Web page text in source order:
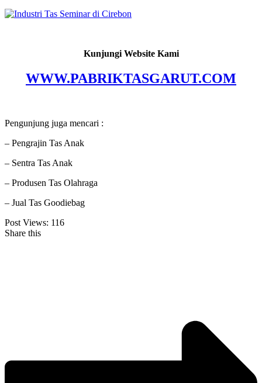
Kunjungi Website Kami
WWW.PABRIKTASGARUT.COM
Pengunjung juga mencari :
– Pengrajin Tas Anak
– Sentra Tas Anak
– Produsen Tas Olahraga
– Jual Tas Goodiebag
Post Views: 116
Share this